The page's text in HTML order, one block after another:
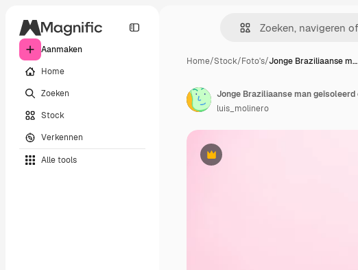
Aanmaken
Home
Zoeken
Stock
Verkennen
Alle tools
Home/Stock/Foto's/Jonge Braziliaanse m…
Premium
luis_molinero